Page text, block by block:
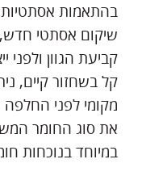
בהתאמות
שיקום אסתטי
קביעת הגוון ולפני
קל בשחזור קיים,
מקומי לפני
את סוג החומר
במיוחד בנוכחות